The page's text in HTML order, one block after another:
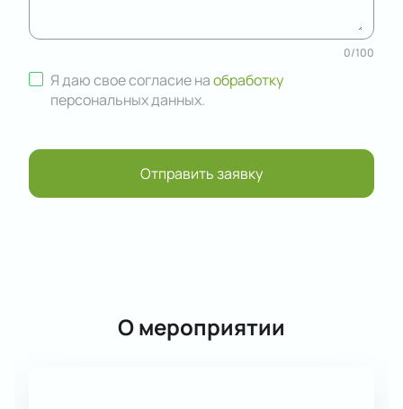
0/100
Я даю свое согласие наобработку
персональных данных.
Отправить заявку
О мероприятии